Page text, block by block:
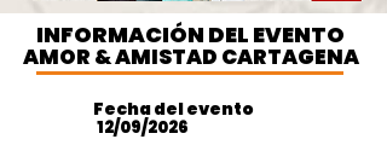
INFORMACIÓN DEL EVENTO
AMOR & AMISTAD CARTAGENA
Fecha del evento
12/09/2026